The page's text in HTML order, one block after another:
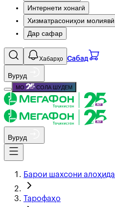
Интернети хонагӣ
Хизматрасониҳои молиявӣ
Дар сафар
Хабарҳо Сабад
Вуруд
МО СОЛА ШУДЕМ
Вуруд
Барои шахсони алоҳида
Тарофаҳо